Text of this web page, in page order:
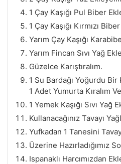
1 Çay Kaşığı Pul Biber
1 Çay Kaşığı Kırmızı
Yarım Çay Kaşığı
Yarım Fincan Sıvı Yağ
Güzelce Karıştıralım.
1 Su Bardağı Yoğurdu
1 Adet Yumurta Kıralım
1 Yemek Kaşığı Sıvı Yağ
Kullanacağınız Tavayı
Yufkadan 1 Tanesini
Üzerine Hazırladığımız
Ispanaklı Harcımızdan